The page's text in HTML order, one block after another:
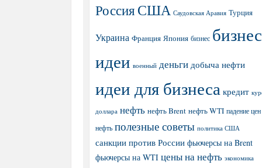
РоссияСША Саудовская Аравия Турция
Украина Франция Япония бизнес бизнес
идеи военный деньги добыча нефти
идеи для бизнеса кредит
доллара нефть нефть Brent нефть WTI падение
нефть полезные советы политика США
санкции против России фьючерсы на Brent
фьючерсы на WTI цены на нефть экономика